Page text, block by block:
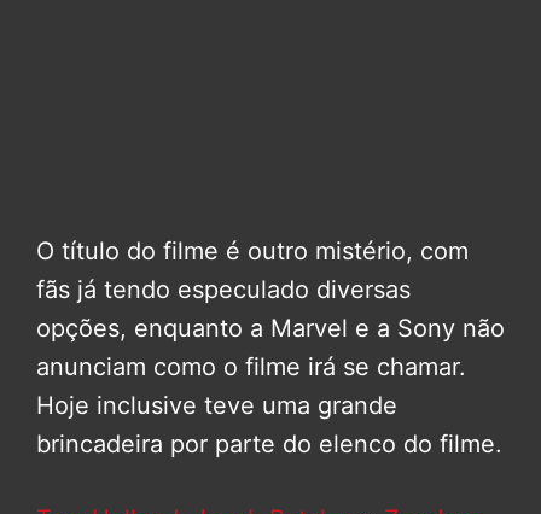
O título do filme é outro mistério, com
fãs já tendo especulado diversas
opções, enquanto a Marvel e a Sony não
anunciam como o filme irá se chamar.
Hoje inclusive teve uma grande
brincadeira por parte do elenco do filme.